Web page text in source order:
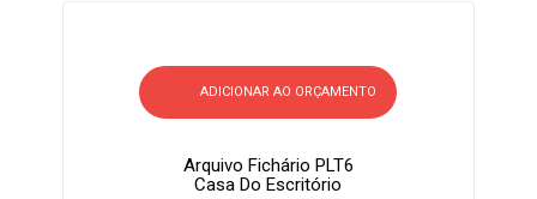
ADICIONAR AO ORÇAMENTO
Arquivo Fichário PLT6
Casa Do Escritório